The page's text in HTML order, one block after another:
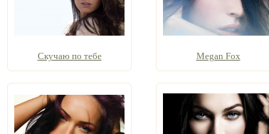
Скучаю по тебе Megan Fox